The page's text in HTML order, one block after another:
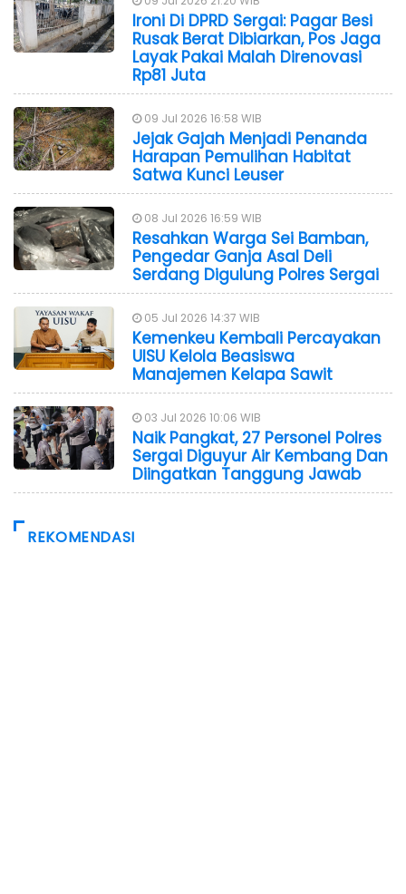
Ironi Di DPRD Sergai: Pagar Besi
Rusak Berat Dibiarkan, Pos Jaga
Layak Pakai Malah Direnovasi
Rp81 Juta
09 Jul 2026 16:58 WIB
Jejak Gajah Menjadi Penanda
Harapan Pemulihan Habitat
Satwa Kunci Leuser
08 Jul 2026 16:59 WIB
Resahkan Warga Sei Bamban,
Pengedar Ganja Asal Deli
Serdang Digulung Polres Sergai
05 Jul 2026 14:37 WIB
Kemenkeu Kembali Percayakan
UISU Kelola Beasiswa
Manajemen Kelapa Sawit
03 Jul 2026 10:06 WIB
Naik Pangkat, 27 Personel Polres
Sergai Diguyur Air Kembang Dan
Diingatkan Tanggung Jawab
REKOMENDASI